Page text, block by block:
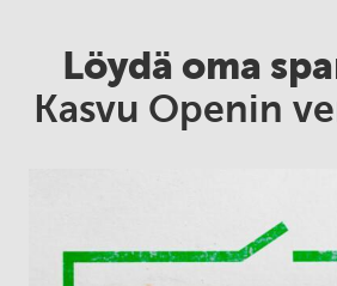
Löydä oma
Kasvu Openin